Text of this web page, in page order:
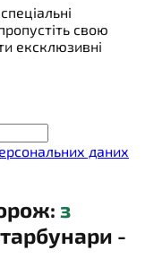
свою
ексклюзивні
даних
з
-